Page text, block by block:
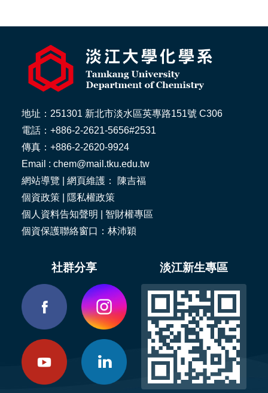
地址：251301 新北市淡水區英專路151號 C306
電話：+886-2-2621-5656#2531
傳真：+886-2-2620-9924
Email : chem@mail.tku.edu.tw
網站導覽 | 網頁維護： 陳吉福
個資政策
隱私權政策
個人資料告知聲明
智財權專區
個資保護聯絡窗口：林沛穎
社群分享 淡江新生專區